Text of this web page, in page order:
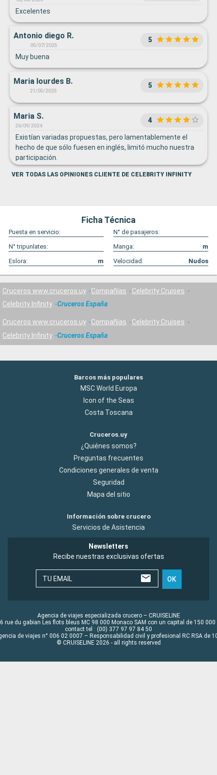
Excelentes
Antonio diego R.
05/07/2025
5
Muy buena
Maria lourdes B.
21/05/2025
5
Maria S.
26/09/2024
4
Existían variadas propuestas, pero lamentablemente el
hecho de que sólo fuesen en inglés, limitó mucho nuestra
participación.
VER TODAS LAS OPINIONES CLIENTE DE CELEBRITY INFINITY
Ficha Técnica
Puesta en servicio:
N° de pasajeros:
N° tripunlates:
Manga:
m
Eslora:
m Velocidad: Nudos
Cruceros www.cruceros.uy Compañías
Celebrity Cruises
Celebrity Infinity
Cruceros España
Cruceros www.cruceros.uy Compañías
Celebrity Cruises
Celebrity Infinity
Cruceros España
Barcos más populares
MSC World Europa
Icon of the Seas
Costa Toscana
Cruceros.uy
¿Quiénes somos?
Preguntas frecuentes
Condiciones generales de venta
Seguridad
Mapa del sitio
Información sobre crucero
Servicios de Asistencia
Newsletters
Recibe nuestras exclusivas ofertas
TU EMAIL OK
Agencia de viajes especializada crucero – CRUISELINE
rue du gabian Les flots bleus MC 98 000 Monaco SAM con un capital de 150 000
contact tel : (00) 377 97 97 84 50
de viajes n° 006 02 0007 – Responsabilidad civil y profesional RC RSA de
© CRUISELINE 2026 - all rights reserved